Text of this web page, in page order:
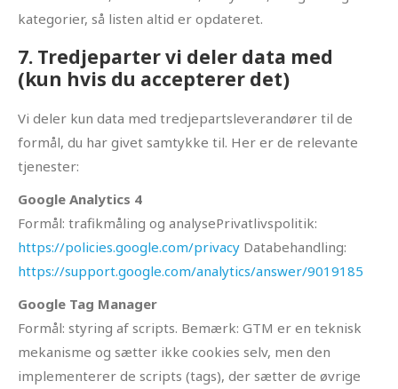
kategorier, så listen altid er opdateret.
7. Tredjeparter vi deler data med
(kun hvis du accepterer det)
Vi deler kun data med tredjepartsleverandører til de
formål, du har givet samtykke til. Her er de relevante
tjenester:
Google Analytics 4
Formål: trafikmåling og analysePrivatlivspolitik:
https://policies.google.com/privacy Databehandling:
https://support.google.com/analytics/answer/9019185
Google Tag Manager
Formål: styring af scripts. Bemærk: GTM er en teknisk
mekanisme og sætter ikke cookies selv, men den
implementerer de scripts (tags), der sætter de øvrige